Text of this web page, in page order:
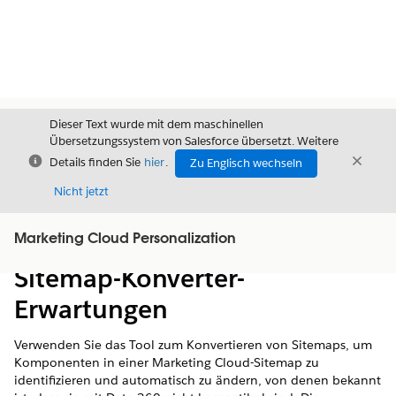
Schließen
Dieser Text wurde mit dem maschinellen
Übersetzungssystem von Salesforce übersetzt. Weitere
Details finden Sie hier.
Zu Englisch wechseln
Nicht jetzt
Marketing Cloud Personalization
Inhalt anzeigen
Inhalt
Sitemap-Konverter-
Erwartungen
Verwenden Sie das Tool zum Konvertieren von Sitemaps, um
Komponenten in einer Marketing Cloud-Sitemap zu
identifizieren und automatisch zu ändern, von denen bekannt